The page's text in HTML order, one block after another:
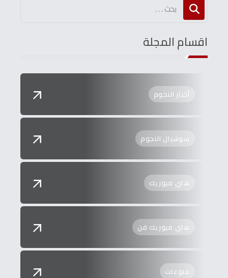
اقسام المجلة
أخبار النجوم
سوشيال النجوم
هاي ميوزيك
هاي ميوزيك فن
منوعات